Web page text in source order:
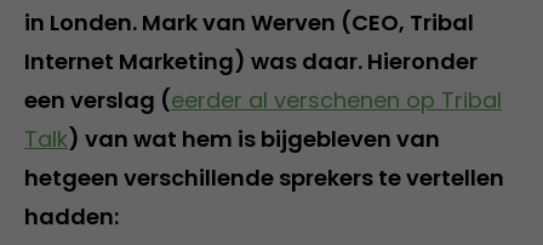
in Londen. Mark van Werven (CEO, Tribal
Internet Marketing) was daar. Hieronder
een verslag (eerder al verschenen op Tribal
Talk) van wat hem is bijgebleven van
hetgeen verschillende sprekers te vertellen
hadden: